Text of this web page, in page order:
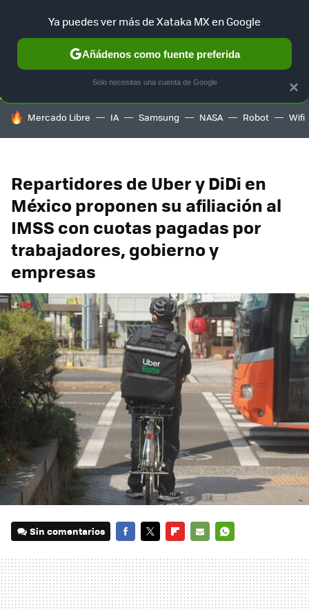
SELECCIÓN GAMING HOME AUTO TERRITORIO
HOY SE HABLA DE
Mercado Libre IA Samsung NASA Robot Wifi
Repartidores de Uber y DiDi en
México proponen su afiliación al
IMSS con cuotas pagadas por
trabajadores, gobierno y
empresas
Sin comentarios
MAIL
×
Ya puedes ver más de Xataka MX en Google
Añádenos como fuente preferida
Solo necesitas una cuenta de Google